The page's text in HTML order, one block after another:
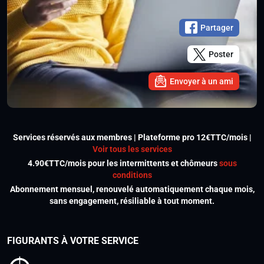
Partager
Poster
Envoyer à un ami
Services réservés aux membres | Plateforme pro 12€TTC/mois |
Voir tous les services
4.90€TTC/mois pour les intermittents et chômeurssous
conditions
Abonnement mensuel, renouvelé automatiquement chaque mois,
sans engagement, résiliable à tout moment.
FIGURANTS À VOTRE SERVICE